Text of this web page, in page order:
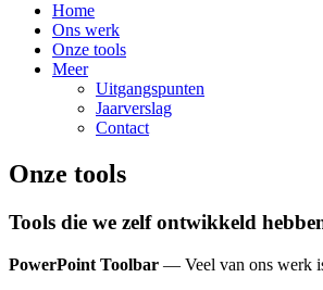
Home
Ons werk
Onze tools
Meer
Uitgangspunten
Jaarverslag
Contact
Onze tools
Tools die we zelf ontwikkeld
PowerPoint Toolbar — Veel van ons werk